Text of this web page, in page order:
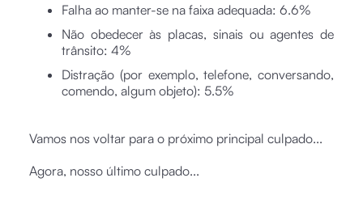
Falha ao manter-se na faixa adequada: 6.6%
Não obedecer às placas, sinais ou agentes de
trânsito: 4%
Distração (por exemplo, telefone, conversando,
comendo, algum objeto): 5.5%
Vamos nos voltar para o próximo principal culpado...
Agora, nosso último culpado...